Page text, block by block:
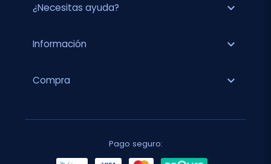
¿Necesitas ayuda? expand_more
Información expand_more
Compra expand_more
Pago seguro: